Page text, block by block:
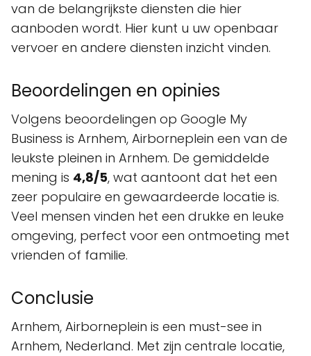
van de belangrijkste diensten die hier
aanboden wordt. Hier kunt u uw openbaar
vervoer en andere diensten inzicht vinden.
Beoordelingen en opinies
Volgens beoordelingen op Google My
Business is Arnhem, Airborneplein een van de
leukste pleinen in Arnhem. De gemiddelde
mening is 4,8/5, wat aantoont dat het een
zeer populaire en gewaardeerde locatie is.
Veel mensen vinden het een drukke en leuke
omgeving, perfect voor een ontmoeting met
vrienden of familie.
Conclusie
Arnhem, Airborneplein is een must-see in
Arnhem, Nederland. Met zijn centrale locatie,